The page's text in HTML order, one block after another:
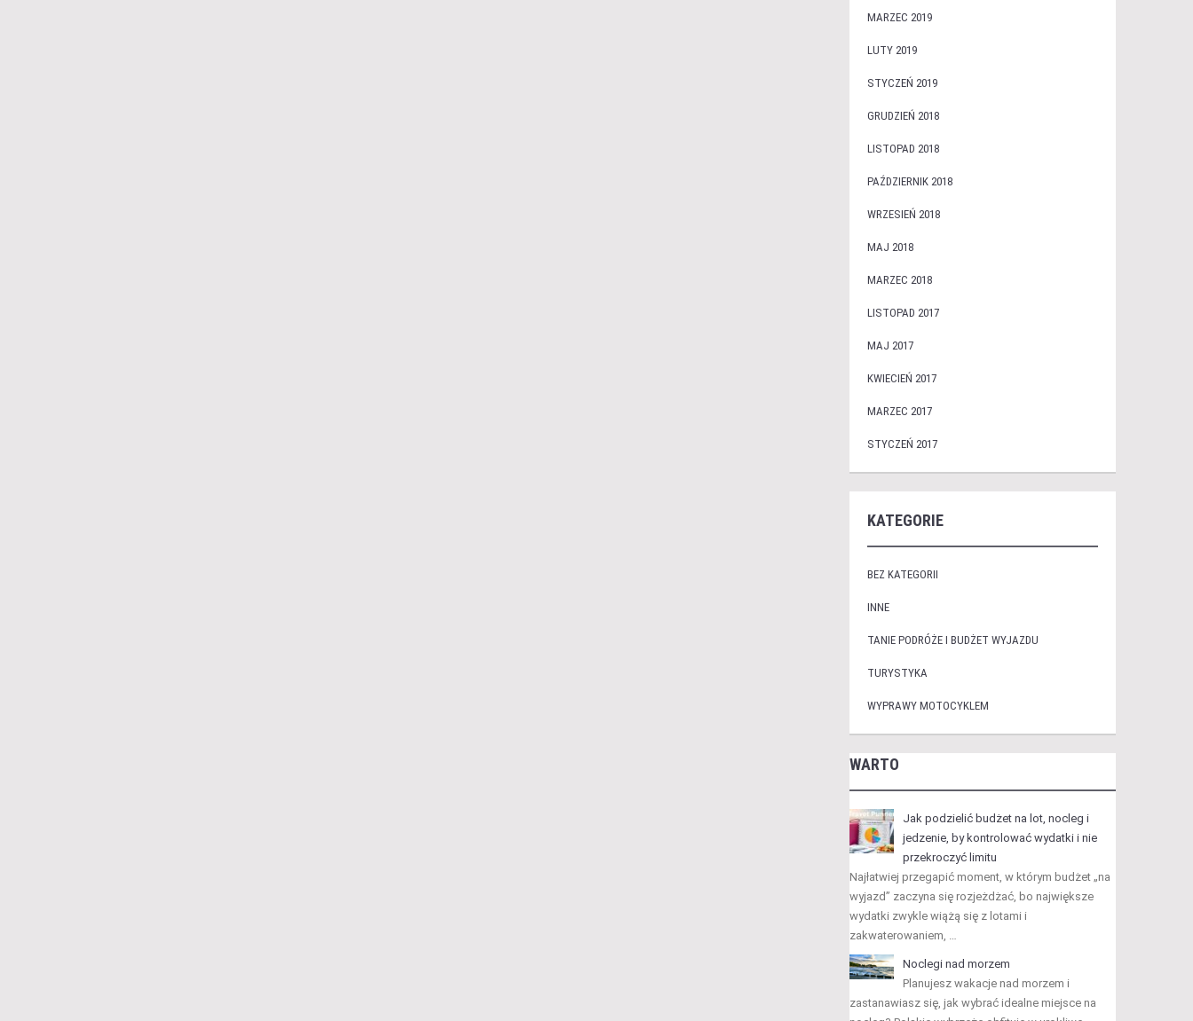
MARZEC 2019
LUTY 2019
STYCZEŃ 2019
GRUDZIEŃ 2018
LISTOPAD 2018
PAŹDZIERNIK 2018
WRZESIEŃ 2018
MAJ 2018
MARZEC 2018
LISTOPAD 2017
MAJ 2017
KWIECIEŃ 2017
MARZEC 2017
STYCZEŃ 2017
KATEGORIE
BEZ KATEGORII
INNE
TANIE PODRÓŻE I BUDŻET WYJAZDU
TURYSTYKA
WYPRAWY MOTOCYKLEM
WARTO
Jak podzielić budżet na lot, nocleg i
jedzenie, by kontrolować wydatki i nie
przekroczyć limitu
Najłatwiej przegapić moment, w którym budżet „na
wyjazd” zaczyna się rozjeżdżać, bo największe
wydatki zwykle wiążą się z lotami i
zakwaterowaniem, …
Noclegi nad morzem
Planujesz wakacje nad morzem i
zastanawiasz się, jak wybrać idealne miejsce na